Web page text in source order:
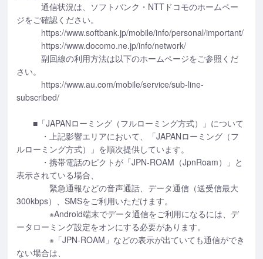
通信状況は、ソフトバンク・NTTドコモのホームペー
ジをご確認ください。
https://www.softbank.jp/mobile/info/personal/important/
https://www.docomo.ne.jp/info/network/
副回線の利用方法は以下のホームページをご参照くだ
さい。
https://www.au.com/mobile/service/sub-line-
subscribed/
■「JAPANローミング（フルローミング方式）」について
・上記影響エリアにおいて、「JAPANローミング（フ
ルローミング方式）」を順次提供しています。
・携帯電話のピクトが「JPN-ROAM（JpnRoam）」と
表示されている場合、
緊急通報などの音声通話、データ通信（送受信最大
300kbps）、SMSをご利用いただけます。
※Android端末でデータ通信をご利用になるには、デ
ータローミング設定をオンにする必要があります。
※「JPN-ROAM」などの表示が出ていても通信ができ
ない場合は、